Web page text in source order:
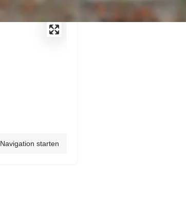
Navigation starten